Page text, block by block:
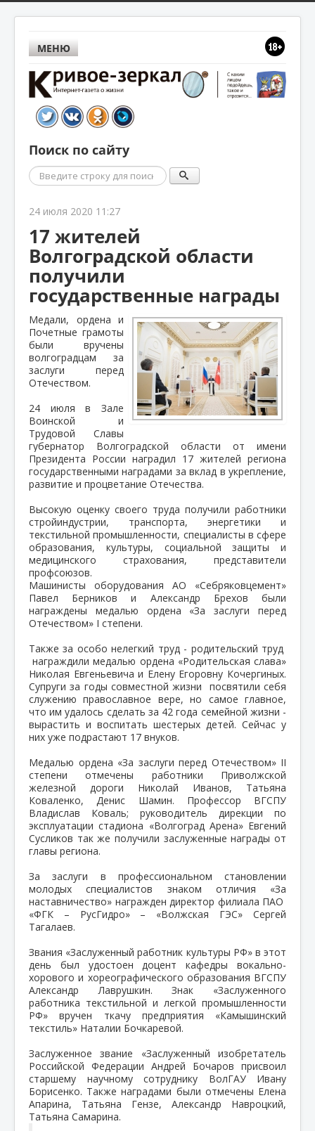
МЕНЮ
Поиск по сайту
Поиск
24 июля 2020 11:27
17 жителей
Волгоградской области
получили
государственные награды
Медали, ордена и
Почетные грамоты
были вручены
волгоградцам за
заслуги перед
Отечеством.
24 июля в Зале
Воинской и
Трудовой Славы
губернатор Волгоградской области от имени
Президента России наградил 17 жителей региона
государственными наградами за вклад в укрепление,
развитие и процветание Отечества.
Высокую оценку своего труда получили работники
стройиндустрии, транспорта, энергетики и
текстильной промышленности, специалисты в сфере
образования, культуры, социальной защиты и
медицинского страхования, представители
профсоюзов.
Машинисты оборудования АО «Себряковцемент»
Павел Берников и Александр Брехов были
награждены медалью ордена «За заслуги перед
Отечеством» I степени.
Также за особо нелегкий труд - родительский труд
награждили медалью ордена «Родительская слава»
Николая Евгеньевича и Елену Егоровну Кочергиных.
Супруги за годы совместной жизни посвятили себя
служению православное вере, но самое главное,
что им удалось сделать за 42 года семейной жизни -
вырастить и воспитать шестерых детей. Сейчас у
них уже подрастают 17 внуков.
Медалью ордена «За заслуги перед Отечеством» II
степени отмечены работники Приволжской
железной дороги Николай Иванов, Татьяна
Коваленко, Денис Шамин. Профессор ВГСПУ
Владислав Коваль; руководитель дирекции по
эксплуатации стадиона «Волгоград Арена» Евгений
Сусликов так же получили заслуженные награды от
главы региона.
За заслуги в профессиональном становлении
молодых специалистов знаком отличия «За
наставничество» награжден директор филиала ПАО
«ФГК – РусГидро» – «Волжская ГЭС» Сергей
Тагалаев.
Звания «Заслуженный работник культуры РФ» в этот
день был удостоен доцент кафедры вокально-
хорового и хореографического образования ВГСПУ
Александр Лаврушкин. Знак «Заслуженного
работника текстильной и легкой промышленности
РФ» вручен ткачу предприятия «Камышинский
текстиль» Наталии Бочкаревой.
Заслуженное звание «Заслуженный изобретатель
Российской Федерации Андрей Бочаров присвоил
старшему научному сотруднику ВолГАУ Ивану
Борисенко. Также наградами были отмечены Елена
Апарина, Татьяна Гензе, Александр Навроцкий,
Татьяна Самарина.